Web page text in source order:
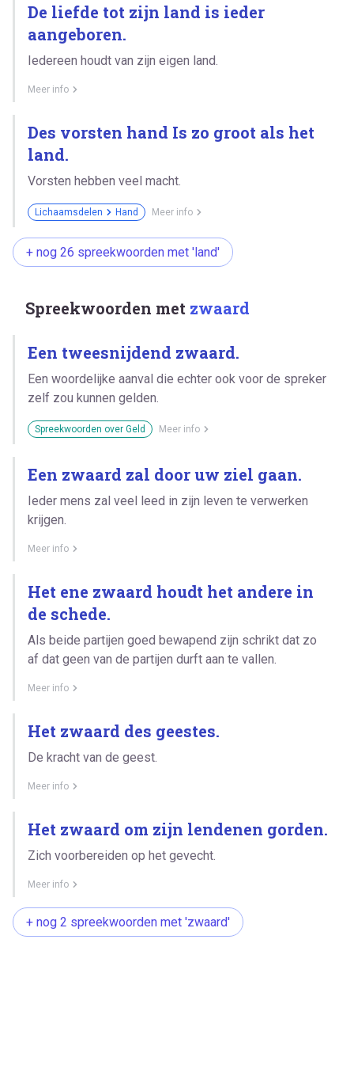
De liefde tot zijn land is ieder
aangeboren.
Iedereen houdt van zijn eigen land.
Meer info
Des vorsten hand Is zo groot als het
land.
Vorsten hebben veel macht.
Lichaamsdelen Hand Meer info
+ nog 26 spreekwoorden met 'land'
Spreekwoorden met zwaard
Een tweesnijdend zwaard.
Een woordelijke aanval die echter ook voor de spreker
zelf zou kunnen gelden.
Spreekwoorden over Geld Meer info
Een zwaard zal door uw ziel gaan.
Ieder mens zal veel leed in zijn leven te verwerken
krijgen.
Meer info
Het ene zwaard houdt het andere in
de schede.
Als beide partijen goed bewapend zijn schrikt dat zo
af dat geen van de partijen durft aan te vallen.
Meer info
Het zwaard des geestes.
De kracht van de geest.
Meer info
Het zwaard om zijn lendenen gorden.
Zich voorbereiden op het gevecht.
Meer info
+ nog 2 spreekwoorden met 'zwaard'